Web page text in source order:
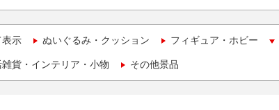
表示 ぬいぐるみ・クッション フィギュア・ホビー
貨・インテリア・小物 その他景品